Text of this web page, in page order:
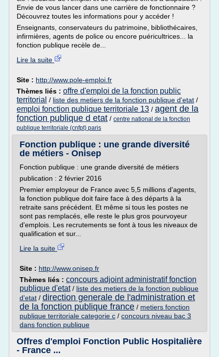
Envie de vous lancer dans une carrière de fonctionnaire ?
Découvrez toutes les informations pour y accéder !
Enseignants, conservateurs du patrimoine, bibliothécaires,
infirmières, agents de police ou encore puéricultrices... la
fonction publique recèle de...
Lire la suite
Site : http://www.pole-emploi.fr
Thèmes liés : offre d'emploi de la fonction public
territorial / liste des metiers de la fonction publique d'etat /
emploi fonction publique territoriale 13 / agent de la
fonction publique d etat / centre national de la fonction
publique territoriale (cnfpt) paris
Fonction publique : une grande diversité
de métiers - Onisep
Fonction publique : une grande diversité de métiers
publication : 2 février 2016
Premier employeur de France avec 5,5 millions d'agents,
la fonction publique doit faire face à des départs à la
retraite sans précédent. Et même si tous les postes ne
sont pas remplacés, elle reste le plus gros pourvoyeur
d'emplois. Les recrutements se font à tous les niveaux de
qualification et sur...
Lire la suite
Site : http://www.onisep.fr
Thèmes liés : concours adjoint administratif fonction
publique d'etat/ liste des metiers de la fonction publique
d'etat / direction generale de l'administration et
de la fonction publique france / metiers fonction
publique territoriale categorie c / concours niveau bac 3
dans fonction publique
Offres d'emploi Fonction Public Hospitalière
- France ...